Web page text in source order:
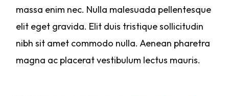
massa enim nec. Nulla malesuada pellentesque
elit eget gravida. Elit duis tristique sollicitudin
nibh sit amet commodo nulla. Aenean pharetra
magna ac placerat vestibulum lectus mauris.